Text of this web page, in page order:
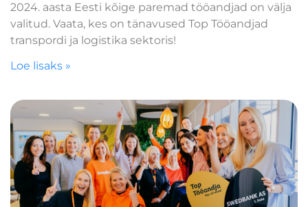
2024. aasta Eesti kõige paremad tööandjad on välja
valitud. Vaata, kes on tänavused Top Tööandjad
transpordi ja logistika sektoris!
Loe lisaks »